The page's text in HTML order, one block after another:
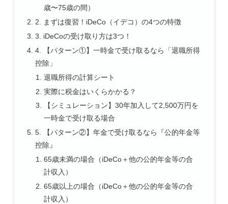
歳〜75歳の間）
2. まずは復習！iDeCo（イデコ）の4つの特徴
3. iDeCoの受け取り方は3つ！
4. 【パターン①】一時金で受け取るなら「退職所得
控除」
退職所得の計算シート
実際に税金はいくらかかる？
【シミュレーション】30年加入して2,500万円を
一時金で受け取る場合
5. 【パターン②】年金で受け取るなら『公的年金等
控除』
65歳未満の場合（iDeCo＋他の公的年金等の合
計収入）
65歳以上の場合（iDeCo＋他の公的年金等の合
計収入）